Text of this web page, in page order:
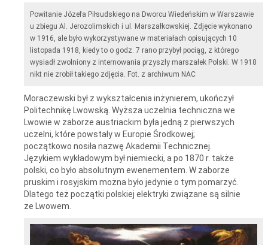
Powitanie Józefa Piłsudskiego na Dworcu Wiedeńskim w Warszawie
u zbiegu Al. Jerozolimskich i ul. Marszałkowskiej. Zdjęcie wykonano
w 1916, ale było wykorzystywane w materiałach opisujących 10
listopada 1918, kiedy to o godz. 7 rano przybył pociąg, z którego
wysiadł zwolniony z internowania przyszły marszałek Polski. W 1918
nikt nie zrobił takiego zdjęcia. Fot. z archiwum NAC
Moraczewski był z wykształcenia inżynierem, ukończył
Politechnikę Lwowską. Wyższa uczelnia techniczna we
Lwowie w zaborze austriackim była jedną z pierwszych
uczelni, które powstały w Europie Środkowej;
początkowo nosiła nazwę Akademii Technicznej.
Językiem wykładowym był niemiecki, a po 1870 r. także
polski, co było absolutnym ewenementem. W zaborze
pruskim i rosyjskim można było jedynie o tym pomarzyć.
Dlatego też początki polskiej elektryki związane są silnie
ze Lwowem.